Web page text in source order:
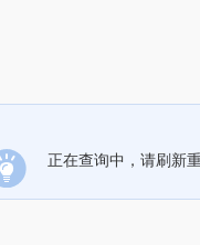
正在查询中，请刷新